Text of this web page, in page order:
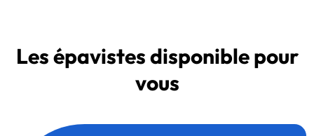
Les épavistes disponible pour
vous